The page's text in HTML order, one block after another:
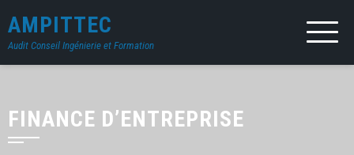
AMPITTEC
Audit Conseil Ingénierie et Formation
FINANCE D’ENTREPRISE